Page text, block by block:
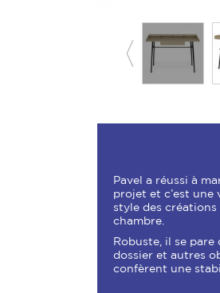
Pavel a réussi à
projet et c’est une
style des créations
chambre.
Robuste, il se
dossier et autres
confèrent une